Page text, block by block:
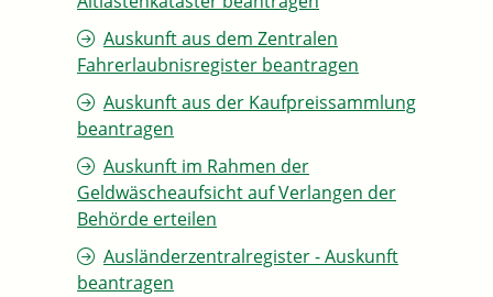
Auskunft aus dem Zentralen
Fahrerlaubnisregister beantragen
Auskunft aus der Kaufpreissammlung
beantragen
Auskunft im Rahmen der
Geldwäscheaufsicht auf Verlangen der
Behörde erteilen
Ausländerzentralregister - Auskunft
beantragen